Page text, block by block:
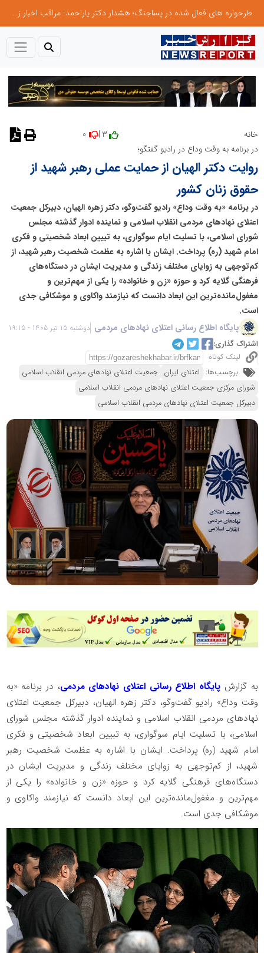
طرحواره های فعال شده در پساجنگ؛ هشدار دکتر یاراحمد: مراقب اخبار زرد و واکنش های هیجانی باشید
خانه 3 |
در برنامه به وقت وداع در رادیو گفتگو؛
روایت دکتر الهیان از حمایت عملی رهبر شهید از
حقوق زنان کشور
در برنامه «به وقت وداع» رادیو گفت‌وگو، دکتر زهره الهیان، دبیرکل جمعیت
اعتلای نهادهای مردمی انقلاب اسلامی و نماینده ادوار گذشته مجلس
شورای اسلامی، با تسلیت ایام سوگواری، به تبیین ابعاد شخصیتی و فکری
امام شهید (ره) پرداخت. ایشان با اشاره به عظمت شخصیت رهبر شهید، از
کم‌توجهی به زوایای مختلف زندگی و مدیریت ایشان در دستگاه‌های
فرهنگی گلایه کرد و حوزه «زن و خانواده» را یکی از مهم‌ترین و
مغفول‌مانده‌ترین این ابعاد دانست که نیازمند واکاوی و موشکافی جدی
است.
پایگاه اطلاع رسانی اعتلای نهادهای مردمی دوشنبه 15 تیر 1405 - 19:15
اشتراک گذاری:
لینک کوتاه
برچسب‌ها: اعتلای ایران جمعیت اعتلای نهادهای مردمی انقلاب اسلامی
شورای مرکزی جمعیت اعتلای نهادهای مردمی انقلاب اسلامی
دبیرکل جمعیت اعتلای نهادهای مردمی انقلاب اسلامی
به گزارش پایگاه اطلاع رسانی اعتلای نهادهای مردمی، در برنامه «به
وقت وداع» رادیو گفت‌وگو، دکتر زهره الهیان، دبیرکل جمعیت اعتلای
نهادهای مردمی انقلاب اسلامی و نماینده ادوار گذشته مجلس شورای
اسلامی، با تسلیت ایام سوگواری، به تبیین ابعاد شخصیتی و فکری
امام شهید (ره) پرداخت. ایشان با اشاره به عظمت شخصیت رهبر
شهید، از کم‌توجهی به زوایای مختلف زندگی و مدیریت ایشان در
دستگاه‌های فرهنگی گلایه کرد و حوزه «زن و خانواده» را یکی از
مهم‌ترین و مغفول‌مانده‌ترین این ابعاد دانست که نیازمند واکاوی و
موشکافی جدی است.